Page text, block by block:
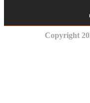
Copyright